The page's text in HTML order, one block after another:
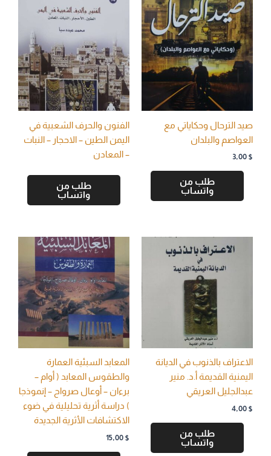
صيد الترحال وحكاياتي مع
العواصم والبلدان
3,00 $
طلب من
واتساب
الفنون والحرف الشعبية في
اليمن الطين – الاحجار – النبات
– المعادن
طلب من
واتساب
الاعتراف بالذنوب في الديانة
اليمنية القديمة أ.د. منير
عبدالجليل العريقي
4,00 $
طلب من
واتساب
المعابد السبئية العمارة
والطقوس المعابد ( أوام –
برءان – أوعال صرواح – إنموذجا
) دراسة أثرية تحليلية في ضوء
الاكتشافات الأثرية الجديدة
15,00 $